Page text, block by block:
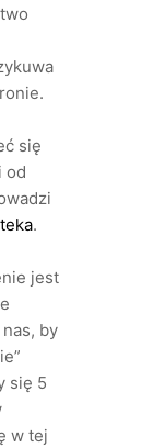
się
od
.
jest
by
się 5
w tej